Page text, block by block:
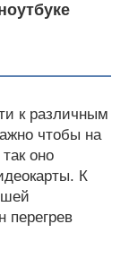
к различным
чтобы на
оно
К
перегрев